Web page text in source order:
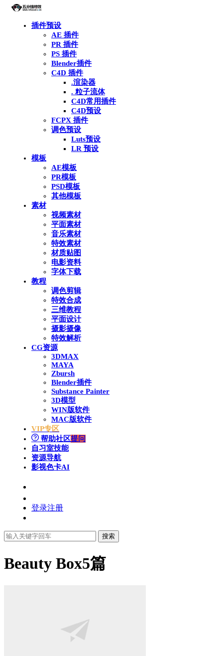
插件预设
AE 插件
PR 插件
PS 插件
Blender插件
C4D 插件
.渲染器
. 粒子流体
C4D常用插件
C4D预设
FCPX 插件
调色预设
Luts预设
LR 预设
模板
AE模板
PR模板
PSD模板
其他模板
素材
视频素材
平面素材
音乐素材
特效素材
材质贴图
电影资料
字体下载
教程
调色剪辑
特效合成
三维教程
平面设计
摄影摄像
特效解析
CG资源
3DMAX
MAYA
Zbursh
Blender插件
Substance Painter
3D模型
WIN版软件
MAC版软件
VIP专区
帮助社区提问
自习室技能
资源导航
影视色卡AI
登录注册
搜索
Beauty Box5篇